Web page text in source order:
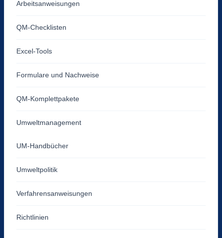
Arbeitsanweisungen
QM-Checklisten
Excel-Tools
Formulare und Nachweise
QM-Komplettpakete
Umweltmanagement
UM-Handbücher
Umweltpolitik
Verfahrensanweisungen
Richtlinien